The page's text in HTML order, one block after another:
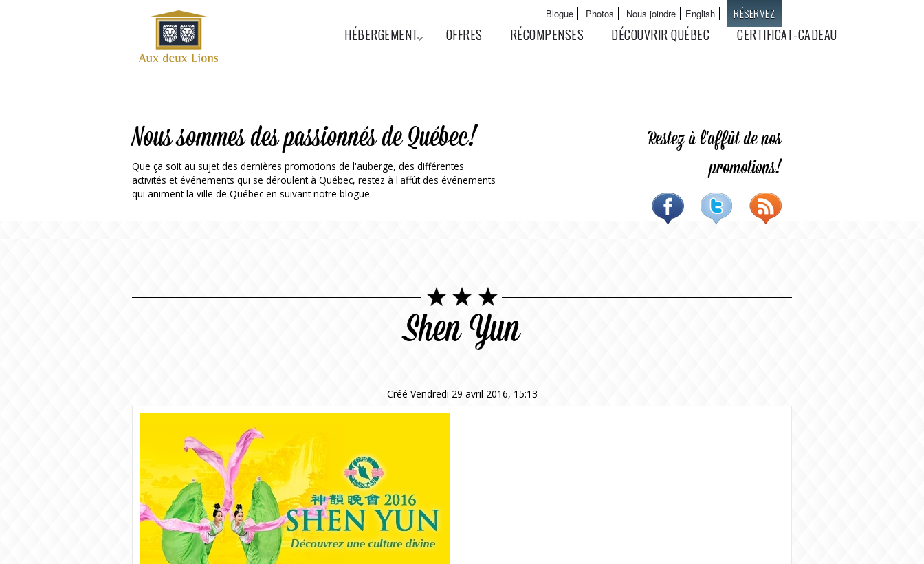
principal
Site
officiel
de
Langues
English
Blogue Photos Nous joindre
HÉBERGEMENT OFFRES RÉCOMPENSES DÉCOUVRIR QUÉBEC CERTIFICAT-CADEAU
RÉSERVEZ
Restez à l'affût de nos
promotions!
Nous sommes des passionnés de Québec!
Que ça soit au sujet des dernières promotions de l'auberge, des différentes
activités et événements qui se déroulent à Québec, restez à l'affût des événements
qui animent la ville de Québec en suivant notre blogue.
Shen Yun
Créé Vendredi 29 avril 2016, 15:13